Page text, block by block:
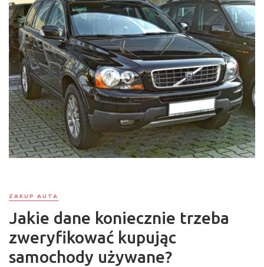
ZAKUP AUTA
Jakie dane koniecznie trzeba
zweryfikować kupując
samochody używane?